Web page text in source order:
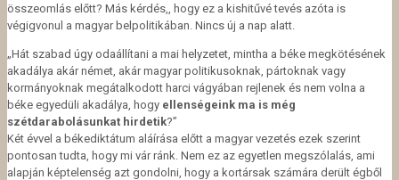
összeomlás előtt? Más kérdés,, hogy ez a kishitűvé tevés azóta is
végigvonul a magyar belpolitikában. Nincs új a nap alatt.
„Hát szabad úgy odaállítani a mai helyzetet, mintha a béke megkötésének
akadálya akár német, akár magyar politikusoknak, pártoknak vagy
kormányoknak megátalkodott harci vágyában rejlenek és nem volna a
béke egyedüli akadálya, hogy ellenségeink ma is még
szétdarabolásunkat hirdetik?”
Két évvel a békediktátum aláírása előtt a magyar vezetés ezek szerint
pontosan tudta, hogy mi vár ránk. Nem ez az egyetlen megszólalás, ami
alapján képtelenség azt gondolni, hogy a kortársak számára derült égből